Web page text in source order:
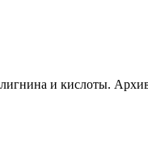
и кислоты.